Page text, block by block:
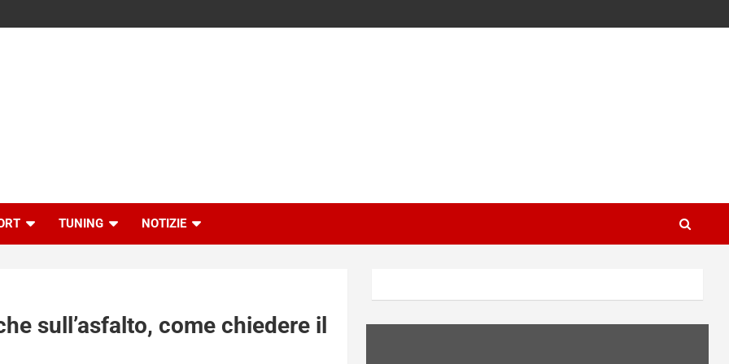
TUNING NOTIZIE
sull’asfalto, come chiedere il